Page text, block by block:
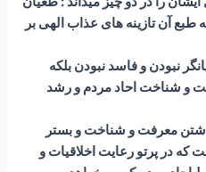
طبع آن تازینه های عذاب الهی بر
نبودن و فاسد نبودن بلکه
و شناخت احاد مردم و رشد
معرفت و شناخت و بستر
که در پرتو رعایت اخلاقیات و